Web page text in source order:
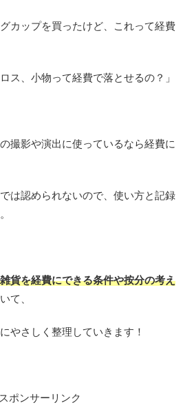
カップを買ったけど、これって経費
ス、小物って経費で落とせるの？」
撮影や演出に使っているなら経費に
は認められないので、使い方と記録
貨を経費にできる条件や按分の考え
て、
やさしく整理していきます！
スポンサーリンク